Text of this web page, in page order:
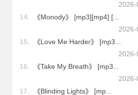
14.
《Monody》 [mp3][mp4] [...
15.
《Love Me Harder》 [mp3...
16.
《Take My Breath》 [mp3...
17.
《Blinding Lights》 [mp...